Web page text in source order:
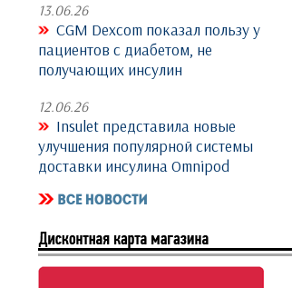
13.06.26
CGM Dexcom показал пользу у
пациентов с диабетом, не
получающих инсулин
12.06.26
Insulet представила новые
улучшения популярной системы
доставки инсулина Omnipod